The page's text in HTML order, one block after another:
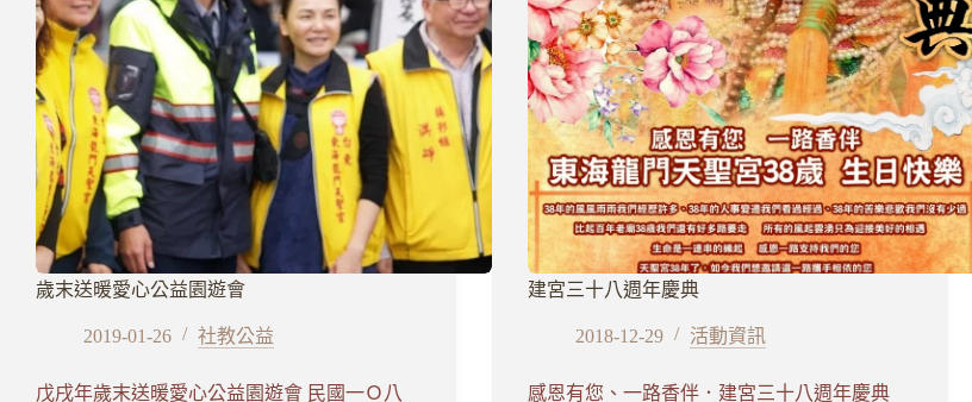
蒞
臨
歲末送暖愛心公益園遊會
2019-01-26 社教公益
戊戌年歲末送暖愛心公益園遊會 民國一Ｏ八
建宮三十八週年慶典
2018-12-29 活動資訊
感恩有您、一路香伴．建宮三十八週年慶典